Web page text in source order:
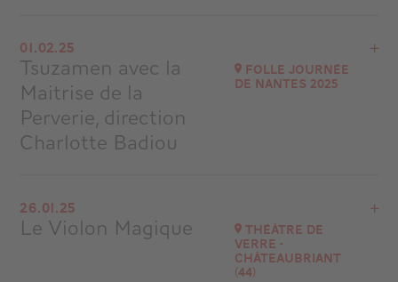
SALLE ORPHÉE (800 PLACES)
à 14H30
Accéder au site
01.02.25
Tsuzamen avec la
Maitrise de la
Perverie, direction
Charlotte Badiou
Folle Journée
de Nantes 2025
Auditorium Apollon (2000 places)
à11H00
26.01.25
Le Violon Magique Théâtre de
Verre -
Châteaubriant
(44)